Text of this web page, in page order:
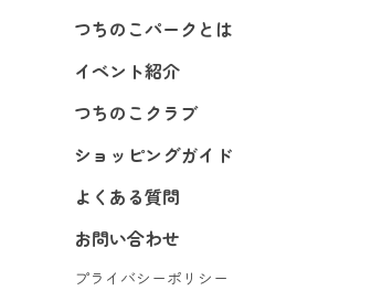
つちのこパークとは
イベント紹介
つちのこクラブ
ショッピングガイド
よくある質問
お問い合わせ
プライバシーポリシー